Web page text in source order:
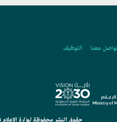
معنا التوظيف
حقوق النشر محفوظة لوزارة الإعلام 2026